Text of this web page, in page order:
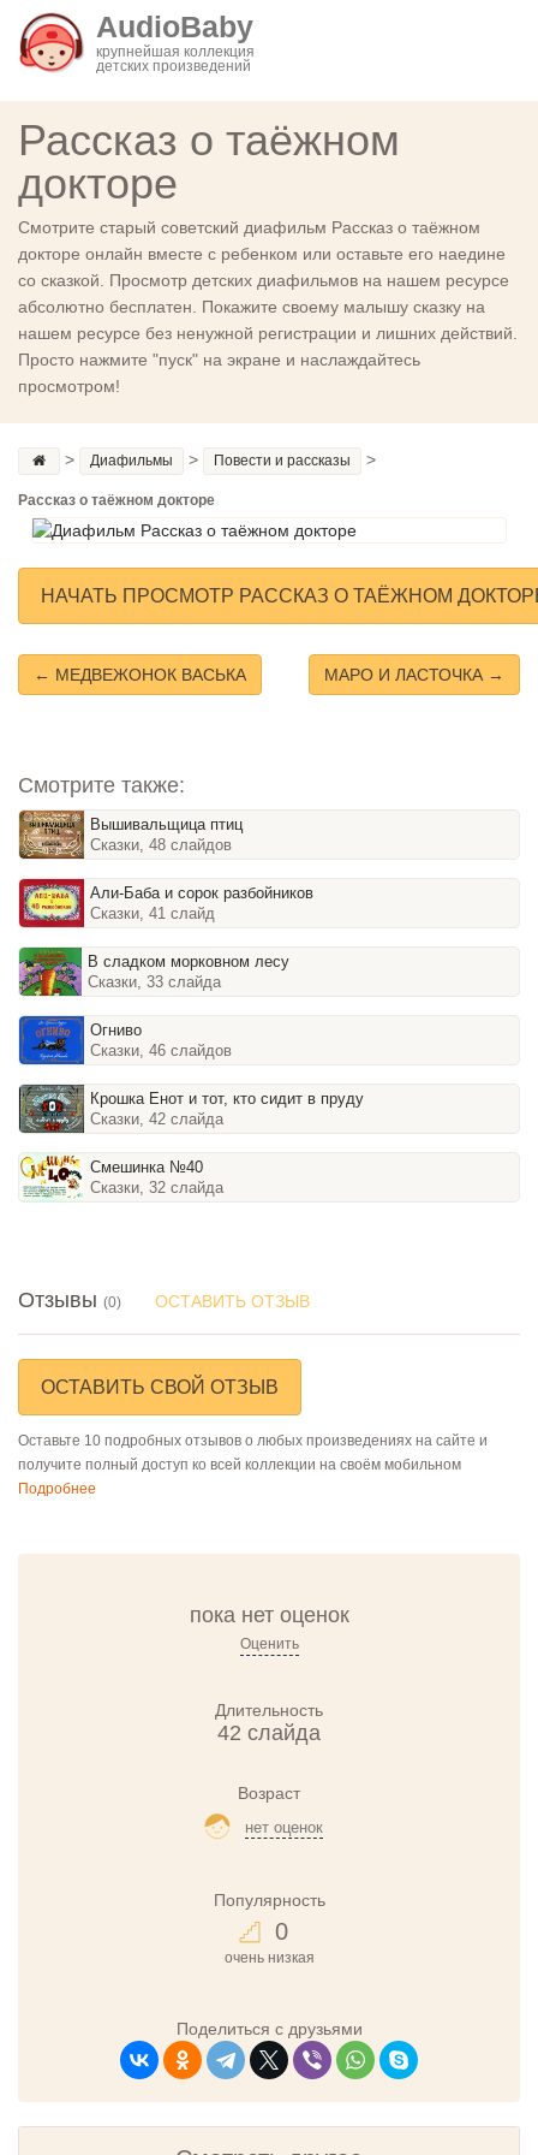
AudioBaby
крупнейшая коллекция
детских произведений
Рассказ о таёжном
докторе
Смотрите старый советский диафильм Рассказ о таёжном
докторе онлайн вместе с ребенком или оставьте его наедине
со сказкой. Просмотр детских диафильмов на нашем ресурсе
абсолютно бесплатен. Покажите своему малышу сказку на
нашем ресурсе без ненужной регистрации и лишних действий.
Просто нажмите "пуск" на экране и наслаждайтесь
просмотром!
> Диафильмы > Повести и рассказы >
Рассказ о таёжном докторе
НАЧАТЬ ПРОСМОТР РАССКАЗ О ТАЁЖНОМ
← МЕДВЕЖОНОК ВАСЬКА МАРО И ЛАСТОЧКА →
Смотрите также:
Вышивальщица птиц
Сказки, 48 слайдов
Али-Баба и сорок разбойников
Сказки, 41 слайд
В сладком морковном лесу
Сказки, 33 слайда
Огниво
Сказки, 46 слайдов
Крошка Енот и тот, кто сидит в пруду
Сказки, 42 слайда
Смешинка №40
Сказки, 32 слайда
Отзывы (0) ОСТАВИТЬ ОТЗЫВ
ОСТАВИТЬ СВОЙ ОТЗЫВ
Оставьте 10 подробных отзывов о любых произведениях на сайте и
получите полный доступ ко всей коллекции на своём мобильном
Подробнее
пока нет оценок
Оценить
Длительность
42 слайда
Возраст
нет оценок
Популярность
0
очень низкая
Поделиться с друзьями